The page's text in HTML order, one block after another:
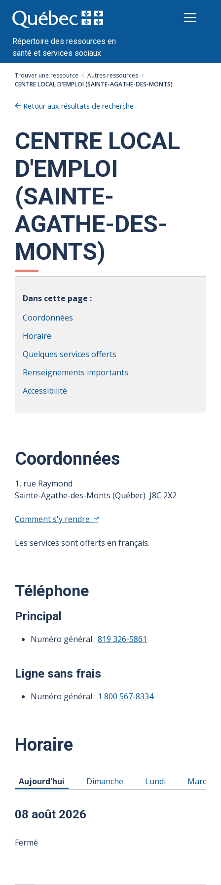
au
contenu
Répertoire des ressources en
santé et services sociaux
Trouver une ressource
Autres ressources
CENTRE LOCAL D'EMPLOI (SAINTE-AGATHE-DES-MONTS)
Retour aux résultats de recherche
CENTRE LOCAL
D'EMPLOI
(SAINTE-
AGATHE-DES-
MONTS)
Dans cette page :
Coordonnées
Horaire
Quelques services offerts
Renseignements importants
Accessibilité
Coordonnées
1, rue Raymond
Sainte-Agathe-des-Monts (Québec) J8C 2X2
Comment s'y rendre
Les services sont offerts en français.
Téléphone
Principal
Numéro général : 819 326-5861
Ligne sans frais
Numéro général : 1 800 567-8334
Horaire
Horaire du Samedi 08 août 2026
Aujourd'hui Horaire du Dimanche 09 août 2026
Dimanche Horaire du Lundi 10
Lundi Horaire
Mardi
08 août 2026
Fermé